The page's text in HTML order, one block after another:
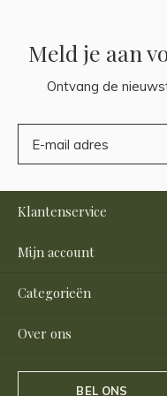
Meld je aan
Ontvang de
Klantenservice
Mijn account
Categorieën
Over ons
BEL ONS